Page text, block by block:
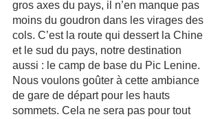
gros axes du pays, il n’en manque pas
moins du goudron dans les virages des
cols. C’est la route qui dessert la Chine
et le sud du pays, notre destination
aussi : le camp de base du Pic Lenine.
Nous voulons goûter à cette ambiance
de gare de départ pour les hauts
sommets. Cela ne sera pas pour tout